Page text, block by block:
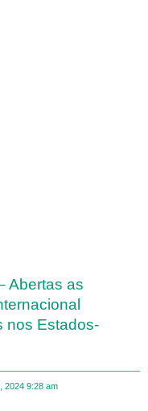
Abertas as
nos Estados-
2024 9:28 am